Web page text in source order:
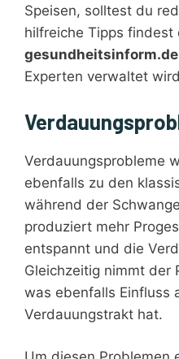
Speisen, solltest du
hilfreiche Tipps findest
gesundheitsinform.de
Experten verwaltet
Verdauungsprobleme
ebenfalls zu den
während der
produziert mehr
entspannt und die
Gleichzeitig nimmt der
was ebenfalls Einfluss
Verdauungstrakt hat.